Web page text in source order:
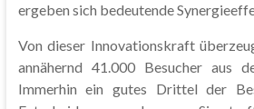
ergeben sich bedeutende
Von dieser Innovationskraft
annähernd 41.000 Besucher aus
Immerhin ein gutes Drittel der